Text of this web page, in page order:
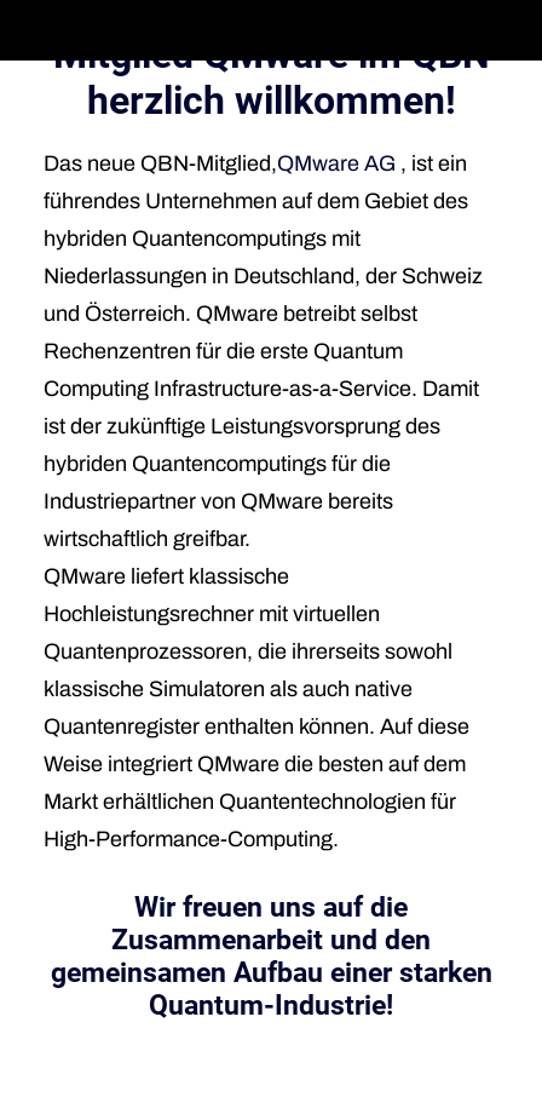
MitgliedQMwareim QBN
herzlich willkommen!
Das neue QBN-Mitglied,QMware AG , ist ein
führendes Unternehmen auf dem Gebiet des
hybriden Quantencomputings mit
Niederlassungen in Deutschland, der Schweiz
und Österreich. QMware betreibt selbst
Rechenzentren für die erste Quantum
Computing Infrastructure-as-a-Service. Damit
ist der zukünftige Leistungsvorsprung des
hybriden Quantencomputings für die
Industriepartner von QMware bereits
wirtschaftlich greifbar.
QMware liefert klassische
Hochleistungsrechner mit virtuellen
Quantenprozessoren, die ihrerseits sowohl
klassische Simulatoren als auch native
Quantenregister enthalten können. Auf diese
Weise integriert QMware die besten auf dem
Markt erhältlichen Quantentechnologien für
High-Performance-Computing.
Wir freuen uns auf die
Zusammenarbeit und den
gemeinsamen Aufbau einer starken
Quantum-Industrie!